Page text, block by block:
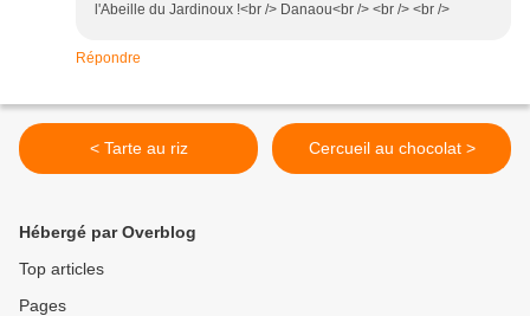
l'Abeille du Jardinoux !<br /> Danaou<br /> <br /> <br />
Répondre
< Tarte au riz Cercueil au chocolat >
Hébergé par Overblog
Top articles
Pages